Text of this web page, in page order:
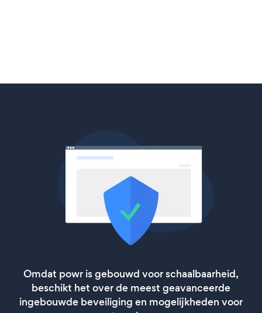
Omdat powr is gebouwd voor schaalbaarheid,
beschikt het over de meest geavanceerde
ingebouwde beveiliging en mogelijkheden voor